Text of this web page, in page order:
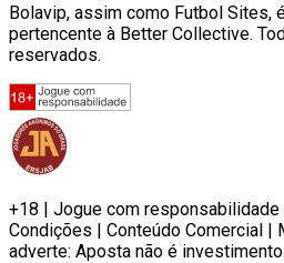
Bolavip, assim como Futbol Sites,
pertencente à Better Collective.
reservados.
+18 | Jogue com
Condições | Conteúdo Comercial |
adverte: Aposta não é investimento.